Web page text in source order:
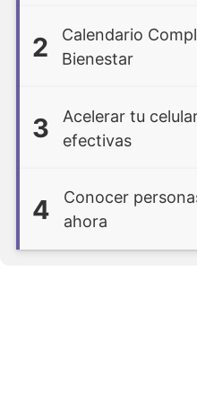
2
Calendario
Bienestar
3
Acelerar tu
efectivas
4
Conocer
ahora